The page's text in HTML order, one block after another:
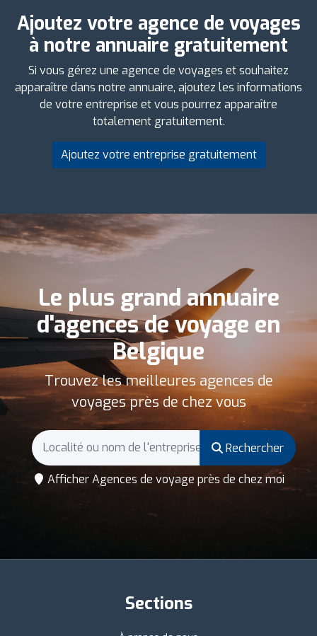
Ajoutez votre agence de voyages
à notre annuaire gratuitement
Si vous gérez une agence de voyages et souhaitez
apparaître dans notre annuaire, ajoutez les informations
de votre entreprise et vous pourrez apparaître
totalement gratuitement.
Ajoutez votre entreprise gratuitement
Le plus grand annuaire
d'agences de voyage en
Belgique
Trouvez les meilleures agences de
voyages près de chez vous
Rechercher
Afficher Agences de voyage près de chez moi
Sections